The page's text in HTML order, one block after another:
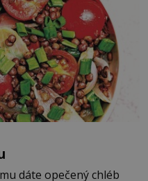
dáte opečený chléb